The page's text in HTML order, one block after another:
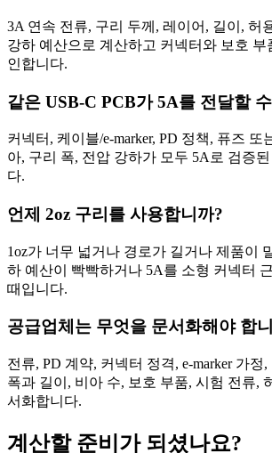
3A 연속 전류, 구리 두께, 레이어, 길이, 허
강하 예산으로 계산하고 커넥터와 보호
인합니다.
같은 USB-C PCB가 5A를 전달할
커넥터, 케이블/e-marker, PD 정책, 퓨즈 또
아, 구리 폭, 전압 강하가 모두 5A로 검증
다.
언제 2oz 구리를 사용합니까?
1oz가 너무 넓거나 경로가 길거나 제품이
하 예산이 빡빡하거나 5A를 소형 커넥터
때입니다.
공급업체는 무엇을 문서화해야 합
전류, PD 계약, 커넥터 정격, e-marker 가정
폭과 길이, 비아 수, 보호 부품, 시험 전류,
서화합니다.
계산할 준비가 되셨나요?